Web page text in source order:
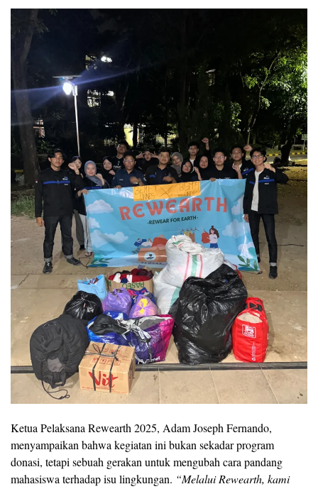
Ketua Pelaksana Rewearth 2025, Adam Joseph Fernando,
menyampaikan bahwa kegiatan ini bukan sekadar program
donasi, tetapi sebuah gerakan untuk mengubah cara pandang
mahasiswa terhadap isu lingkungan. “Melalui Rewearth, kami